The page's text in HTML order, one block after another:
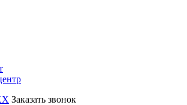
Заказать звонок